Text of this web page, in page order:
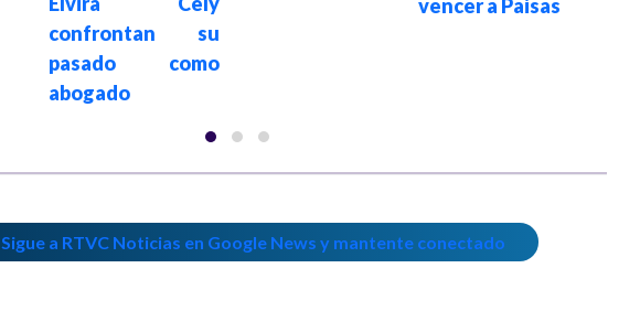
confrontan su
pasado como
abogado
vencer a Paisas
Sigue a RTVC Noticias en Google News y mantente conectado